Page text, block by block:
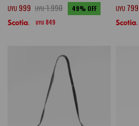
UYU 999 UYU1.990 49
UYU 849
UYU 799